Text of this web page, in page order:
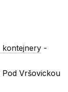
kontejnery -
Vršovickou